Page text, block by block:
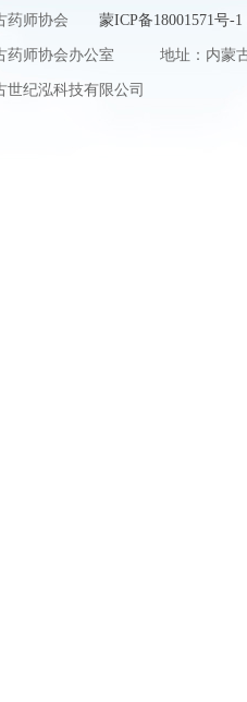
古药师协会 蒙ICP备18001571号-1
药师协会办公室 地址：内蒙古
世纪泓科技有限公司